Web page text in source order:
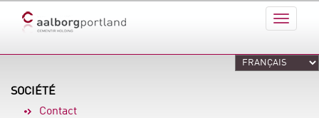
SOCIÉTÉ
Contact